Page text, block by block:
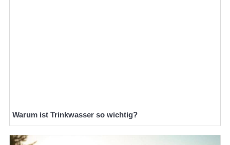
Warum ist Trinkwasser so wichtig?